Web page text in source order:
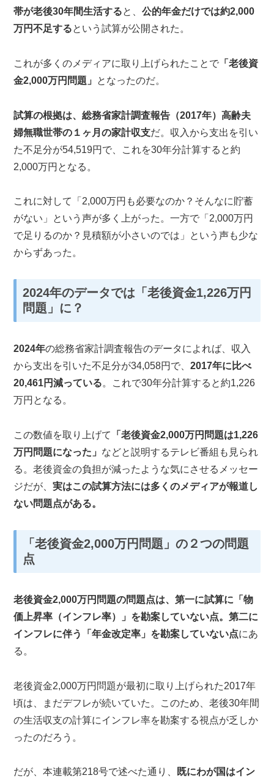
帯が老後30年間生活すると、公的年金だけでは約2,000
万円不足するという試算が公開された。
これが多くのメディアに取り上げられたことで 「老後資
金2,000万円問題」 となったのだ。
試算の根拠は、総務省家計調査報告（2017年）高齢夫
婦無職世帯の１ヶ月の家計収支だ。収入から支出を引い
た不足分が54,519円で、これを30年分計算すると約
2,000万円となる。
これに対して「2,000万円も必要なのか？そんなに貯蓄
がない」という声が多く上がった。一方で「2,000万円
で足りるのか？見積額が小さいのでは」という声も少な
からずあった。
2024年のデータでは「老後資金1,226万円
問題」に？
2024年の総務省家計調査報告のデータによれば、収入
から支出を引いた不足分が34,058円で、2017年に比べ
20,461円減っている。これで30年分計算すると約1,226
万円となる。
この数値を取り上げて
「老後資金2,000万円問題は1,226
万円問題になった」 などと説明するテレビ番組も見られ
る。老後資金の負担が減ったような気にさせるメッセー
ジだが、実はこの試算方法には多くのメディアが報道し
ない問題点がある。
「老後資金2,000万円問題」の２つの問題
点
老後資金2,000万円問題の問題点は、第一に試算に「物
価上昇率（インフレ率）」を勘案していない点。第二に
インフレに伴う「年金改定率」を勘案していない点にあ
る。
老後資金2,000万円問題が最初に取り上げられた2017年
頃は、まだデフレが続いていた。このため、老後30年間
の生活収支の計算にインフレ率を勘案する視点が乏しか
ったのだろう。
だが、本連載第218号で述べた通り、
既にわが国はイン